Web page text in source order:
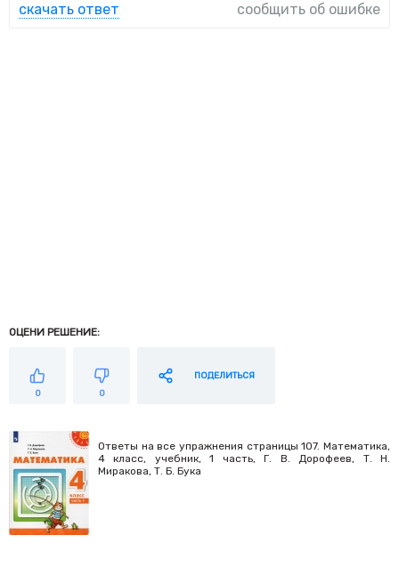
скачать ответ сообщить об ошибке
ОЦЕНИ РЕШЕНИЕ:
0 0
ПОДЕЛИТЬСЯ
Ответы на все упражнения страницы 107. Математика,
4 класс, учебник, 1 часть, Г. В. Дорофеев, Т. Н.
Миракова, Т. Б. Бука